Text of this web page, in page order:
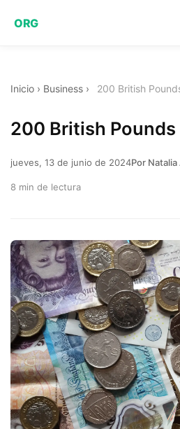
ORG
Inicio › Business › 200 British
200 British Pounds
jueves, 13 de junio de 2024Por
8 min de lectura